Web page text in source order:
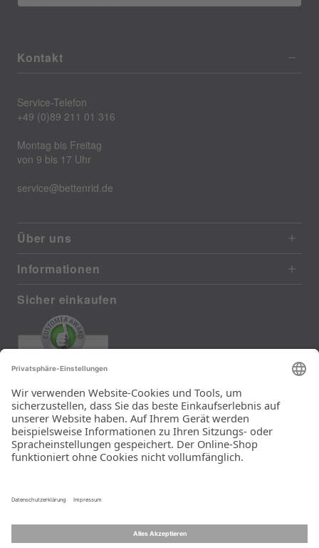
Kontakt
Service-Telefon
+49 (0)89 211 01 316
Montag bis Freitag
von 9 bis 17 Uhr
service@bettenrid.de
Über uns
Informationen
Sicher einkaufen
385 reviews from real customers
(last 12 months)
Total: 11283
Die Auswahl und die
Einfachheit der
Bestellung.